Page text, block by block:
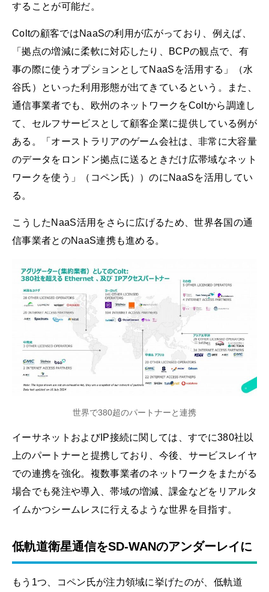
することが可能だ。
Coltの顧客ではNaaSの利用が広がっており、例えば、
「拠点の増減に柔軟に対応したり、BCPの観点で、有
事の際に使うオプションとしてNaaSを活用する」（水
谷氏）といった利用形態が出てきているという。また、
通信事業者でも、欧州のネットワークをColtから調達し
て、セルフサービスとして顧客企業に提供している例が
ある。「オーストラリアのゲーム会社は、非常に大容量
のデータをロンドン拠点に送るときだけ広帯域なネット
ワークを使う」（コペン氏））のにNaaSを活用してい
る。
こうしたNaaS活用をさらに広げるため、世界各国の通
信事業者とのNaaS連携も進める。
世界で380超のパートナーと連携
イーサネットおよびIP接続に関しては、すでに380社以
上のパートナーと提携しており、今後、サービスレイヤ
での連携を強化。複数事業者のネットワークをまたがる
場合でも発注や導入、帯域の増減、課金などをリアルタ
イムかつシームレスに行えるような世界を目指す。
低軌道衛星通信をSD-WANのアンダーレイに
もう1つ、コペン氏が注力領域に挙げたのが、低軌道